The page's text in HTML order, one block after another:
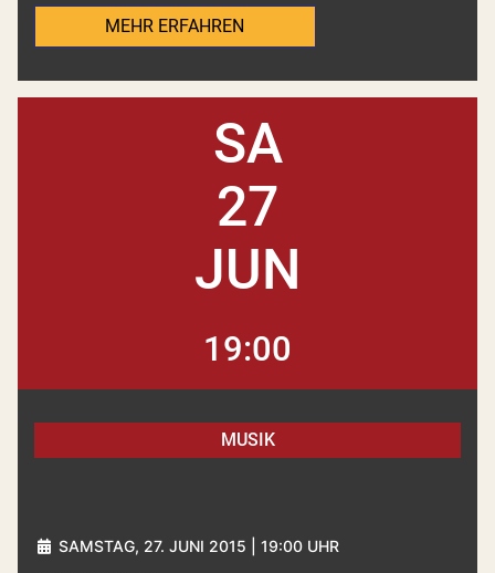
MEHR ERFAHREN
SA
27
JUN
19:00
MUSIK
SAMSTAG, 27. JUNI 2015 | 19:00 UHR